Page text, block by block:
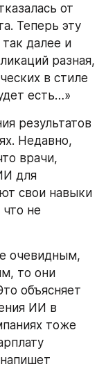
от
Теперь эту
далее и
разная,
в стиле
есть…»
результатов
Недавно,
врачи,
для
свои навыки
не
очевидным,
то они
объясняет
ИИ в
тоже